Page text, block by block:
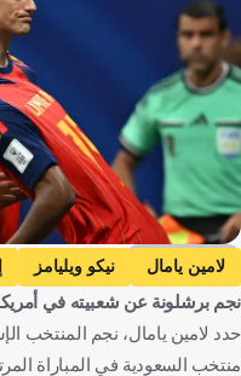
Getty Images
لامين يامال نيكو ويليامز
السعودية
كأس العالم
الولايات المتحدة
كرة قدم
نجم برشلونة عن شعبيته في
حدد لامين يامال، نجم المنتخب